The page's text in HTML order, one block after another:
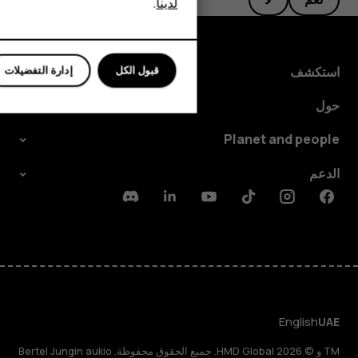
استكشف
حول
Planet and people
الدعم
Facebook
Instagram
Tiktok
Youtube
Linkedin
Discord
UAE
English
TM و © 2026 HMD Global. جميع الحقوق محفوظة. Bertel Jungin aukio
إدارة التفضيلات قبول الكل